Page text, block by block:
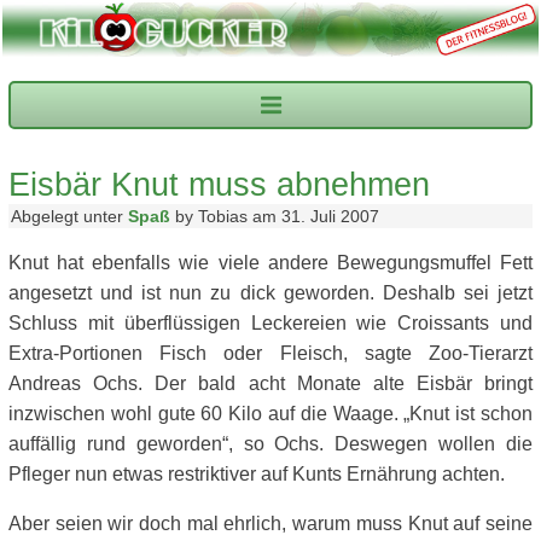
Eisbär Knut muss abnehmen
Abgelegt unter Spaß by Tobias am 31. Juli 2007
Knut hat ebenfalls wie viele andere Bewegungsmuffel Fett
angesetzt und ist nun zu dick geworden. Deshalb sei jetzt
Schluss mit überflüssigen Leckereien wie Croissants und
Extra-Portionen Fisch oder Fleisch, sagte Zoo-Tierarzt
Andreas Ochs. Der bald acht Monate alte Eisbär bringt
inzwischen wohl gute 60 Kilo auf die Waage. „Knut ist schon
auffällig rund geworden“, so Ochs. Deswegen wollen die
Pfleger nun etwas restriktiver auf Kunts Ernährung achten.
Aber seien wir doch mal ehrlich, warum muss Knut auf seine